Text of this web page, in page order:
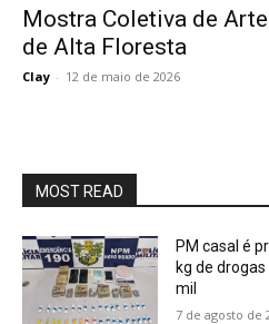
Mostra Coletiva de
de Alta Floresta
Clay - 12 de maio de 2026
MOST READ
PM casal é
kg de
mil
7 de agosto de